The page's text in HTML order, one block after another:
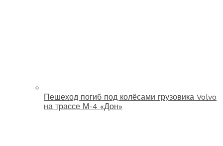
Пешеход погиб под колёсами грузовика Volvo
на трассе М-4 «Дон»